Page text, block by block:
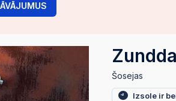
Šosejas
Izsole ir